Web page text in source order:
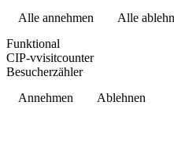
Alle annehmen
Alle
Funktional
CIP-vvisitcounter
Besucherzähler
Annehmen
Ablehnen